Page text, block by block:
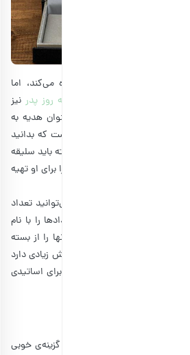
هر معلم یا استادی استفاده می‌کند، اما
هدیه روز پدر نیز
خودنویس از زمان قدیم به عنوان هدیه به
محسوب می‌شود، ولی جالب است که بدانید
و پر استفاده به شمار آید. البته باید سلیقه
و مدادهای گرافیتی با کیفیت را برای او تهیه
میز معلم نیز مناسب هستند و می‌توانید تعداد
برایتان وجود دارد که روی مدادها را با نام
داشتن یک جا مدادی زیبا، آنها را از بسته
دهید. از طرفی خودنویس ارزش زیادی دارد
می‌شود. معمولا خودنویس را برای اساتیدی
را دارید، ظروف سنتی گزینه‌ی خوبی